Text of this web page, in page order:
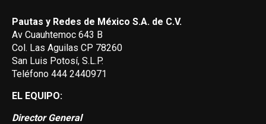
Pautas y Redes de México S.A. de C.V.
Av Cuauhtemoc 643 B
Col. Las Aguilas CP 78260
San Luis Potosí, S.L.P.
Teléfono 444 2440971
EL EQUIPO:
Director General